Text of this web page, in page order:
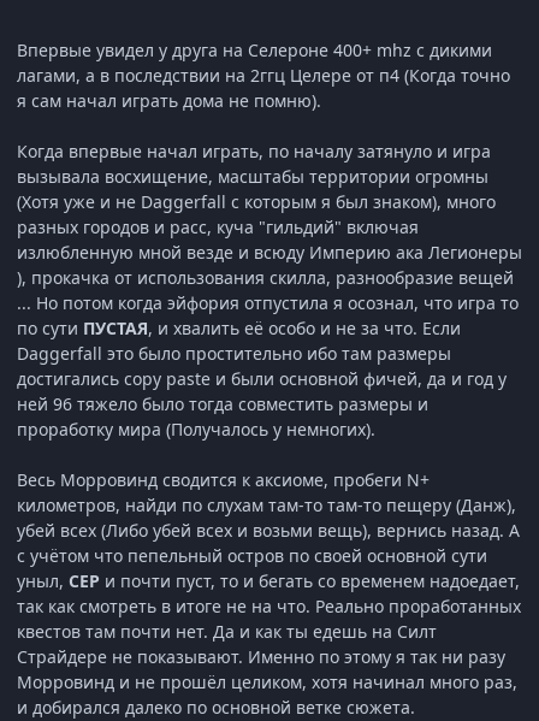
Впервые увидел у друга на Селероне 400+ mhz с дикими
лагами, а в последствии на 2ггц Целере от п4 (Когда точно
я сам начал играть дома не помню).
Когда впервые начал играть, по началу затянуло и игра
вызывала восхищение, масштабы территории огромны
(Хотя уже и не Daggerfall с которым я был знаком), много
разных городов и расс, куча "гильдий" включая
излюбленную мной везде и всюду Империю ака Легионеры
), прокачка от использования скилла, разнообразие вещей
... Но потом когда эйфория отпустила я осознал, что игра то
по сути ПУСТАЯ, и хвалить её особо и не за что. Если
Daggerfall это было простительно ибо там размеры
достигались copy paste и были основной фичей, да и год у
ней 96 тяжело было тогда совместить размеры и
проработку мира (Получалось у немногих).
Весь Морровинд сводится к аксиоме, пробеги N+
километров, найди по слухам там-то там-то пещеру (Данж),
убей всех (Либо убей всех и возьми вещь), вернись назад. А
с учётом что пепельный остров по своей основной сути
уныл, СЕР и почти пуст, то и бегать со временем надоедает,
так как смотреть в итоге не на что. Реально проработанных
квестов там почти нет. Да и как ты едешь на Силт
Страйдере не показывают. Именно по этому я так ни разу
Морровинд и не прошёл целиком, хотя начинал много раз,
и добирался далеко по основной ветке сюжета.